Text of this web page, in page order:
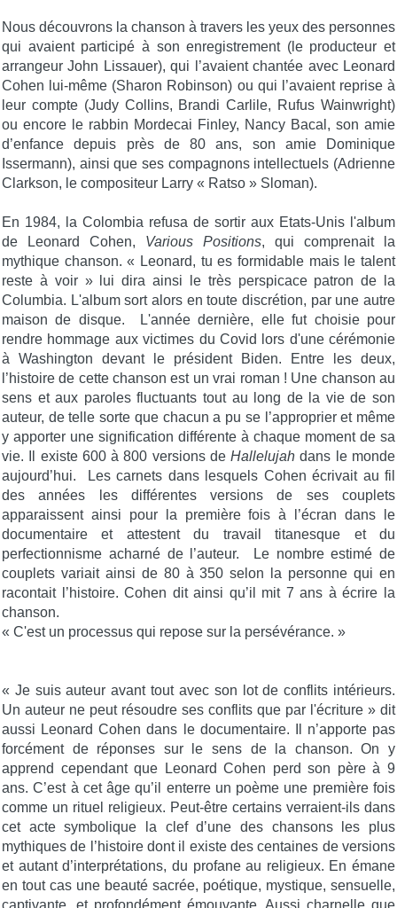
Nous découvrons la chanson à travers les yeux des personnes
qui avaient participé à son enregistrement (le producteur et
arrangeur John Lissauer), qui l’avaient chantée avec Leonard
Cohen lui-même (Sharon Robinson) ou qui l’avaient reprise à
leur compte (Judy Collins, Brandi Carlile, Rufus Wainwright)
ou encore le rabbin Mordecai Finley, Nancy Bacal, son amie
d’enfance depuis près de 80 ans, son amie Dominique
Issermann), ainsi que ses compagnons intellectuels (Adrienne
Clarkson, le compositeur Larry « Ratso » Sloman).
En 1984, la Colombia refusa de sortir aux Etats-Unis l'album
de Leonard Cohen, Various Positions, qui comprenait la
mythique chanson. « Leonard, tu es formidable mais le talent
reste à voir » lui dira ainsi le très perspicace patron de la
Columbia. L'album sort alors en toute discrétion, par une autre
maison de disque. L'année dernière, elle fut choisie pour
rendre hommage aux victimes du Covid lors d'une cérémonie
à Washington devant le président Biden. Entre les deux,
l’histoire de cette chanson est un vrai roman ! Une chanson au
sens et aux paroles fluctuants tout au long de la vie de son
auteur, de telle sorte que chacun a pu se l’approprier et même
y apporter une signification différente à chaque moment de sa
vie. Il existe 600 à 800 versions deHallelujah dans le monde
aujourd’hui. Les carnets dans lesquels Cohen écrivait au fil
des années les différentes versions de ses couplets
apparaissent ainsi pour la première fois à l’écran dans le
documentaire et attestent du travail titanesque et du
perfectionnisme acharné de l’auteur. Le nombre estimé de
couplets variait ainsi de 80 à 350 selon la personne qui en
racontait l’histoire. Cohen dit ainsi qu’il mit 7 ans à écrire la
chanson.
« C'est un processus qui repose sur la persévérance. »
« Je suis auteur avant tout avec son lot de conflits intérieurs.
Un auteur ne peut résoudre ses conflits que par l'écriture » dit
aussi Leonard Cohen dans le documentaire. Il n’apporte pas
forcément de réponses sur le sens de la chanson. On y
apprend cependant que Leonard Cohen perd son père à 9
ans. C’est à cet âge qu’il enterre un poème une première fois
comme un rituel religieux. Peut-être certains verraient-ils dans
cet acte symbolique la clef d’une des chansons les plus
mythiques de l’histoire dont il existe des centaines de versions
et autant d’interprétations, du profane au religieux. En émane
en tout cas une beauté sacrée, poétique, mystique, sensuelle,
captivante, et profondément émouvante. Aussi charnelle que